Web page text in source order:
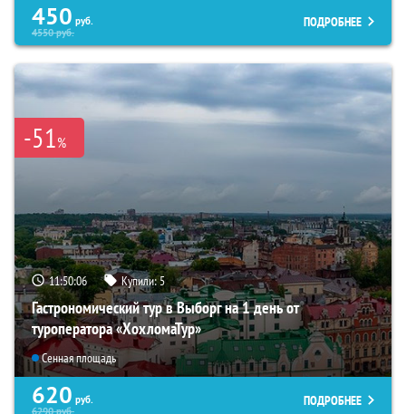
450 руб.
4550руб.
ПОДРОБНЕЕ
-51%
11:50:05 Купили:5
Гастрономический тур в Выборг на 1 день от
туроператора «ХохломаТур»
Сенная площадь
620 руб.
ПОДРОБНЕЕ